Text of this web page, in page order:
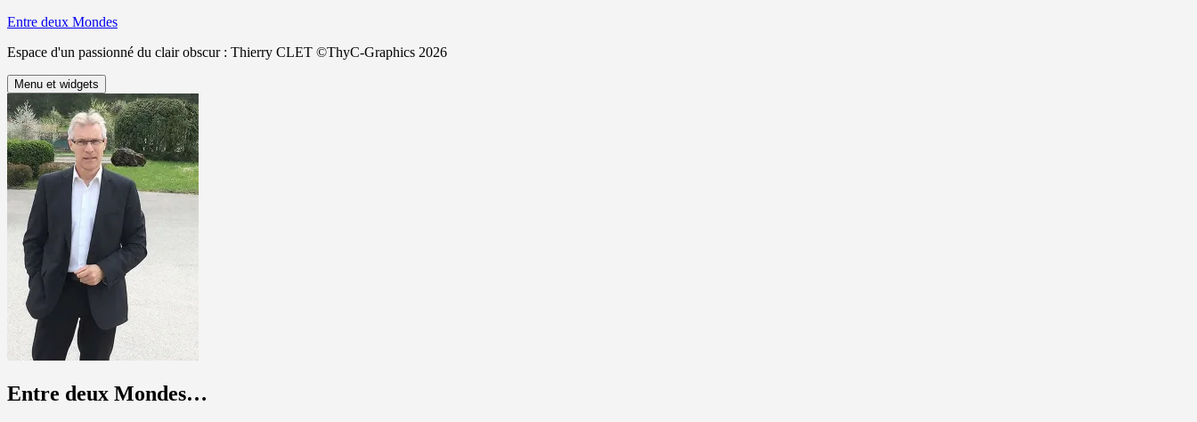
Aller
contenu
Entre deux Mondes
Espace d'un passionné du clair obscur : Thierry CLET ©ThyC-Graphics 2026
Menu et widgets
Entre deux Mondes…